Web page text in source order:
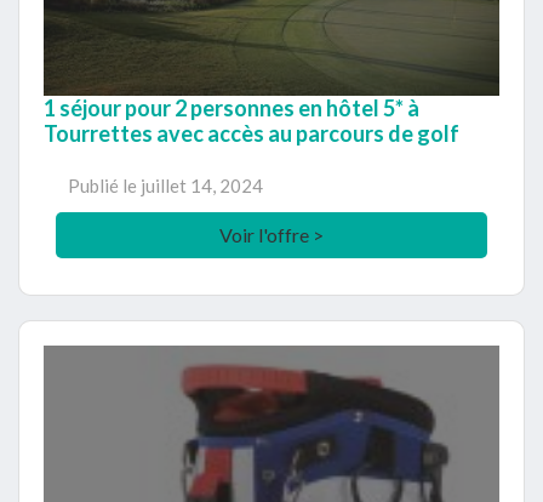
1 séjour pour 2 personnes en hôtel 5* à
Tourrettes avec accès au parcours de golf
Publié le juillet 14, 2024
Voir l'offre >